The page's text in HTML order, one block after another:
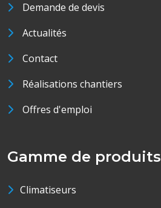
Demande de devis
Actualités
Contact
Réalisations chantiers
Offres d'emploi
Gamme de produits
Climatiseurs